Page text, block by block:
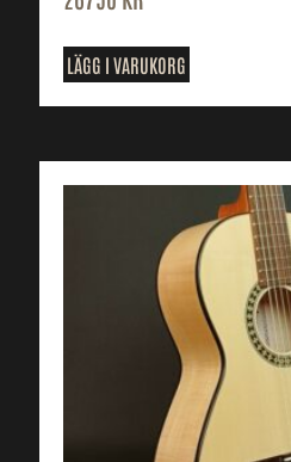
LÄGG I VARUKORG